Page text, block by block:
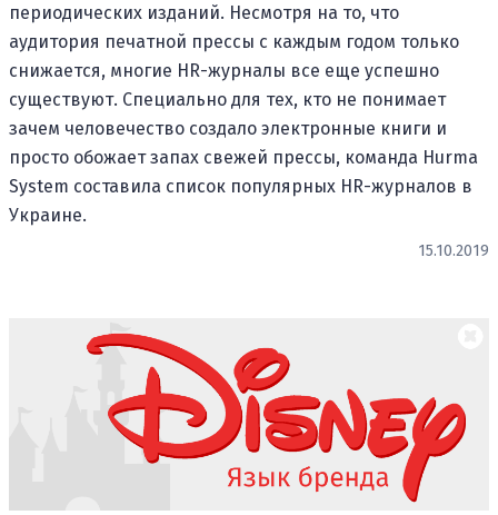
периодических изданий. Несмотря на то, что
аудитория печатной прессы с каждым годом только
снижается, многие HR-журналы все еще успешно
существуют. Специально для тех, кто не понимает
зачем человечество создало электронные книги и
просто обожает запах свежей прессы, команда Hurma
System составила список популярных HR-журналов в
Украине.
15.10.2019